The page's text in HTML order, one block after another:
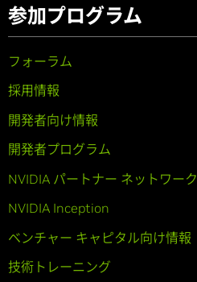
参加プログラム
フォーラム
採用情報
開発者向け情報
開発者プログラム
NVIDIA パートナー ネットワーク
NVIDIA Inception
ベンチャー キャピタル向け情報
技術トレーニング